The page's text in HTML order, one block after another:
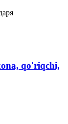
qo'riqchi,